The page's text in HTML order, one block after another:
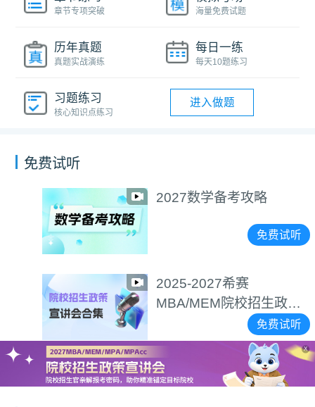
章节专项突破 海量免费试题
历年真题
真题实战演练
每日一练
每天10题练习
习题练习
核心知识点练习
进入做题
免费试听
2027数学备考攻略
免费试听
2025-2027希赛
MBA/MEM院校招生政策
宣讲会合集
免费试听
X